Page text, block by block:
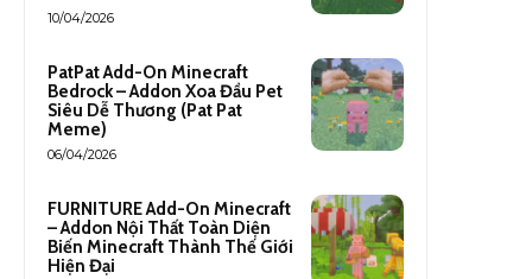
10/04/2026
PatPat Add-On Minecraft
Bedrock – Addon Xoa Đầu Pet
Siêu Dễ Thương (Pat Pat
Meme)
06/04/2026
FURNITURE Add-On Minecraft
– Addon Nội Thất Toàn Diện
Biến Minecraft Thành Thế Giới
Hiện Đại